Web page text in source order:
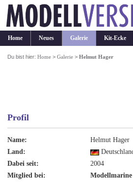
Home Neues Galerie Kit-Ecke
Du bist hier:Home >Galerie >Helmut Hager
Profil
Name:
Helmut Hager
Land:
Dabei seit:
2004
Mitglied bei: